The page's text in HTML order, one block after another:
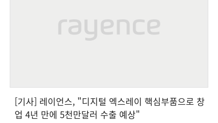
[기사] 레이언스, "디지털 엑스레이 핵심부품으로 창
업 4년 만에 5천만달러 수출 예상"